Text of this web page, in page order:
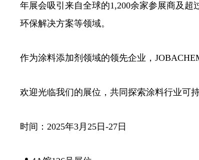
年展会吸引来自全球的1,200余家参展商及超
环保解决方案等领域。
作为涂料添加剂领域的领先企业，
欢迎光临我们的展位，共同探索涂料行业可
时间：2025年3月25日-27日